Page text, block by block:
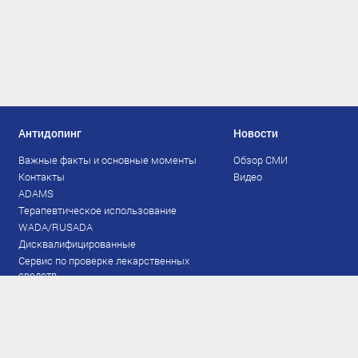
Антидопинг
Важные факты и основные моменты
Контакты
ADAMS
Терапевтическое использование
WADA/RUSADA
Дисквалифицированные
Сервис по проверке лекарственных
средств
Новости
Обзор СМИ
Видео